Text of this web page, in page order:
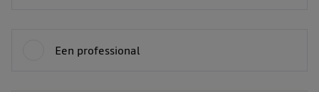
Een professional